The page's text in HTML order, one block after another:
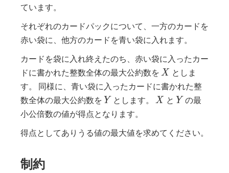
ています。
それぞれのカードパックについて、一方のカードを
赤い袋に、他方のカードを青い袋に入れます。
カードを袋に入れ終えたのち、赤い袋に入ったカー
ドに書かれた整数全体の最大公約数を X
X としま
す。 同様に、青い袋に入ったカードに書かれた整
数全体の最大公約数を Y
Y とします。 X
X と Y
Y の最
小公倍数の値が得点となります。
得点としてありうる値の最大値を求めてください。
制約